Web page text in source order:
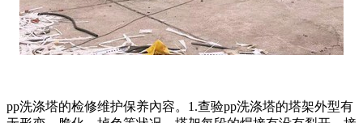
pp洗涤塔的检修维护保养內容。1.查验pp洗涤塔的塔架外型有